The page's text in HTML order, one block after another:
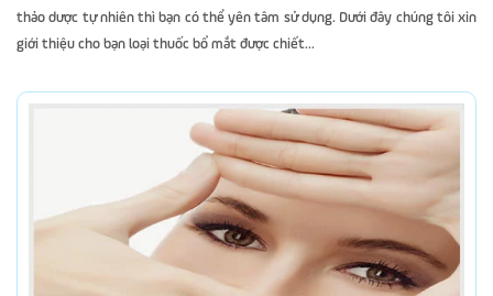
thảo dược tự nhiên thì bạn có thể yên tâm sử dụng. Dưới đây chúng tôi xin
giới thiệu cho bạn loại thuốc bổ mắt được chiết...